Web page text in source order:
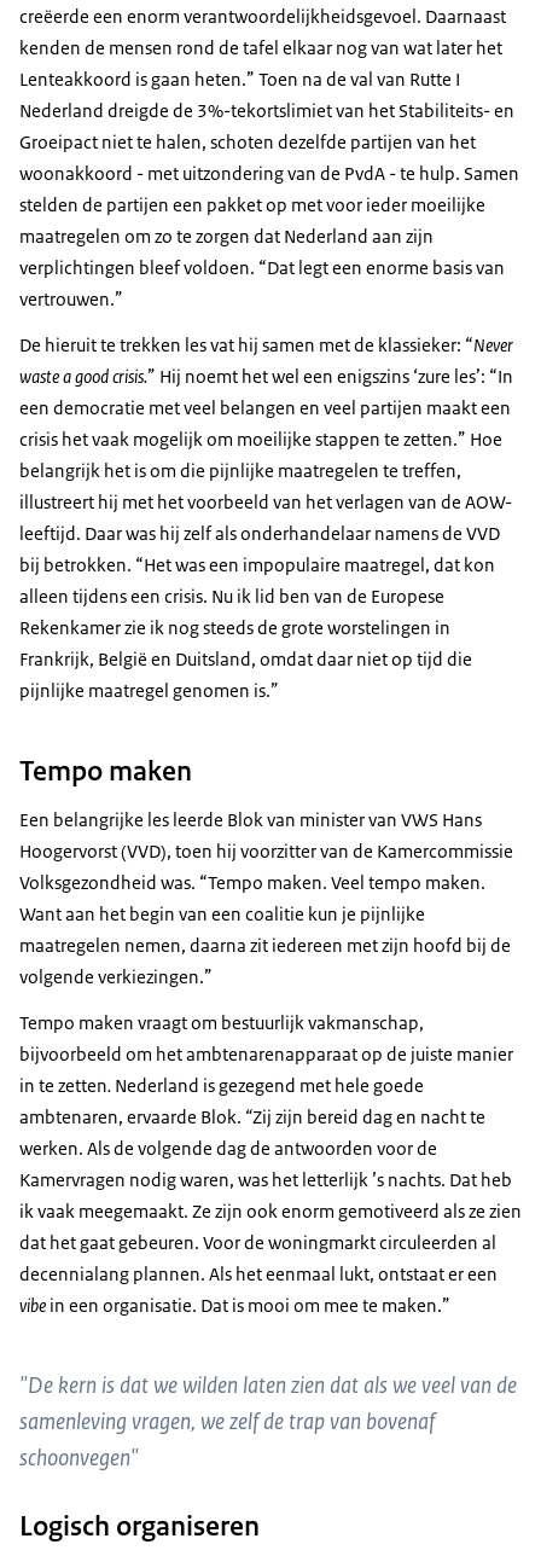
creëerde een enorm verantwoordelijkheidsgevoel. Daarnaast
kenden de mensen rond de tafel elkaar nog van wat later het
Lenteakkoord is gaan heten.” Toen na de val van Rutte I
Nederland dreigde de 3%-tekortslimiet van het Stabiliteits- en
Groeipact niet te halen, schoten dezelfde partijen van het
woonakkoord - met uitzondering van de PvdA - te hulp. Samen
stelden de partijen een pakket op met voor ieder moeilijke
maatregelen om zo te zorgen dat Nederland aan zijn
verplichtingen bleef voldoen. “Dat legt een enorme basis van
vertrouwen.”
De hieruit te trekken les vat hij samen met de klassieker: “Never
waste a good crisis.” Hij noemt het wel een enigszins ‘zure les’: “In
een democratie met veel belangen en veel partijen maakt een
crisis het vaak mogelijk om moeilijke stappen te zetten.” Hoe
belangrijk het is om die pijnlijke maatregelen te treffen,
illustreert hij met het voorbeeld van het verlagen van de AOW-
leeftijd. Daar was hij zelf als onderhandelaar namens de VVD
bij betrokken. “Het was een impopulaire maatregel, dat kon
alleen tijdens een crisis. Nu ik lid ben van de Europese
Rekenkamer zie ik nog steeds de grote worstelingen in
Frankrijk, België en Duitsland, omdat daar niet op tijd die
pijnlijke maatregel genomen is.”
Tempo maken
Een belangrijke les leerde Blok van minister van VWS Hans
Hoogervorst (VVD), toen hij voorzitter van de Kamercommissie
Volksgezondheid was. “Tempo maken. Veel tempo maken.
Want aan het begin van een coalitie kun je pijnlijke
maatregelen nemen, daarna zit iedereen met zijn hoofd bij de
volgende verkiezingen.”
Tempo maken vraagt om bestuurlijk vakmanschap,
bijvoorbeeld om het ambtenarenapparaat op de juiste manier
in te zetten. Nederland is gezegend met hele goede
ambtenaren, ervaarde Blok. “Zij zijn bereid dag en nacht te
werken. Als de volgende dag de antwoorden voor de
Kamervragen nodig waren, was het letterlijk ’s nachts. Dat heb
ik vaak meegemaakt. Ze zijn ook enorm gemotiveerd als ze zien
dat het gaat gebeuren. Voor de woningmarkt circuleerden al
decennialang plannen. Als het eenmaal lukt, ontstaat er een
vibe in een organisatie. Dat is mooi om mee te maken.”
"De kern is dat we wilden laten zien dat als we veel van de
samenleving vragen, we zelf de trap van bovenaf
schoonvegen"
Logisch organiseren